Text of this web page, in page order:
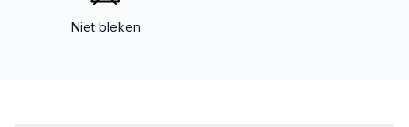
Niet bleken